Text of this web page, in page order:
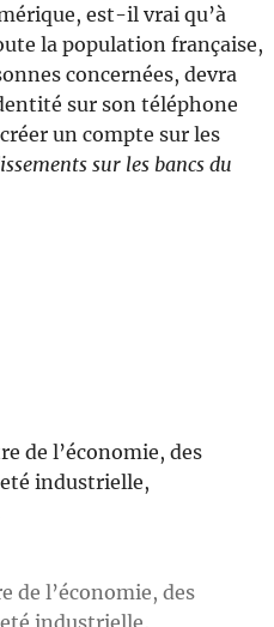
est-il vrai qu’à
la population française,
concernées, devra
sur son téléphone
un compte sur les
sur les bancs du
de l’économie, des
industrielle,
de l’économie, des
industrielle,